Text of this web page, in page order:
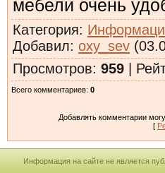
мебели очень
Категория:
Добавил: oxy_sev
Просмотров: 959 |
Всего комментариев: 0
Добавлять комментарии
[
Информация на сайте не является